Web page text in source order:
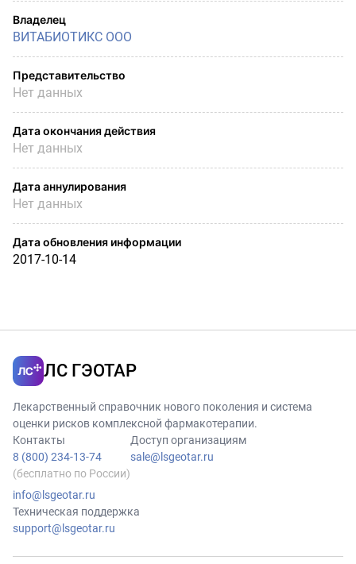
Владелец
ВИТАБИОТИКС ООО
Представительство
Нет данных
Дата окончания действия
Нет данных
Дата аннулирования
Нет данных
Дата обновления информации
2017-10-14
ЛС ГЭОТАР
Лекарственный справочник нового поколения и система
оценки рисков комплексной фармакотерапии.
Контакты
8 (800) 234-13-74
(бесплатно по России)
info@lsgeotar.ru
Доступ организациям
sale@lsgeotar.ru
Техническая поддержка
support@lsgeotar.ru